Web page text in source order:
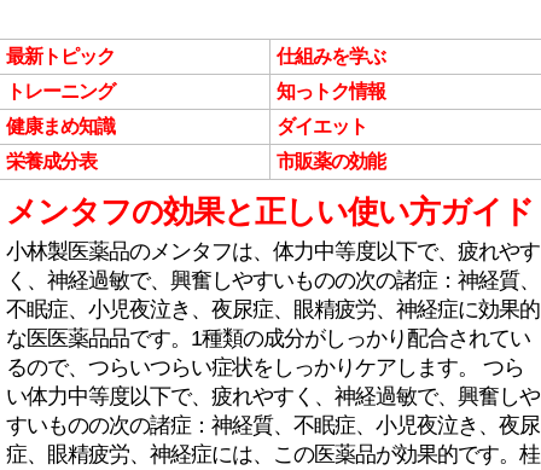
最新トピック
仕組みを学ぶ
トレーニング
知っトク情報
健康まめ知識
ダイエット
栄養成分表
市販薬の効能
メンタフの効果と正しい使い方ガイド
小林製医薬品のメンタフは、体力中等度以下で、疲れやす
く、神経過敏で、興奮しやすいものの次の諸症：神経質、
不眠症、小児夜泣き、夜尿症、眼精疲労、神経症に効果的
な医医薬品品です。1種類の成分がしっかり配合されてい
るので、つらいつらい症状をしっかりケアします。 つら
い体力中等度以下で、疲れやすく、神経過敏で、興奮しや
すいものの次の諸症：神経質、不眠症、小児夜泣き、夜尿
症、眼精疲労、神経症には、この医薬品が効果的です。桂